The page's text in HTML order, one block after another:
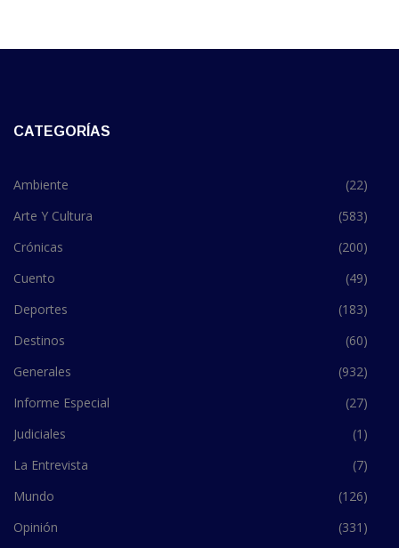
CATEGORÍAS
Ambiente
(22)
Arte Y Cultura
(583)
Crónicas
(200)
Cuento
(49)
Deportes
(183)
Destinos
(60)
Generales
(932)
Informe Especial
(27)
Judiciales
(1)
La Entrevista
(7)
Mundo
(126)
Opinión
(331)